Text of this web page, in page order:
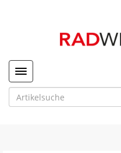
Toggle navigation